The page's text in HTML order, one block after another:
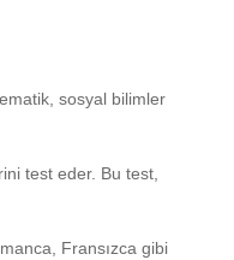
sosyal bilimler
test eder. Bu test,
Fransızca gibi